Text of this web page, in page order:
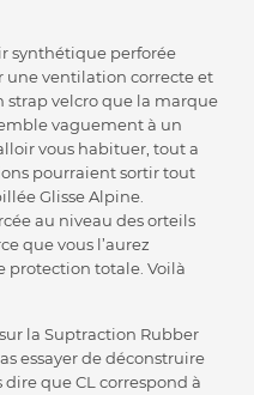
synthétique perforée
une ventilation correcte et
strap velcro que la marque
vaguement à un
vous habituer, tout a
pourraient sortir tout
Glisse Alpine.
au niveau des orteils
que vous l’aurez
protection totale. Voilà
la Suptraction Rubber
essayer de déconstruire
que CL correspond à